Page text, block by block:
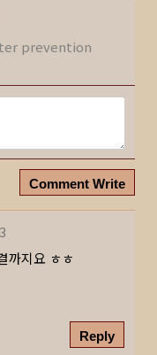
prevention
Comment Write
까지요 ㅎㅎ
Reply